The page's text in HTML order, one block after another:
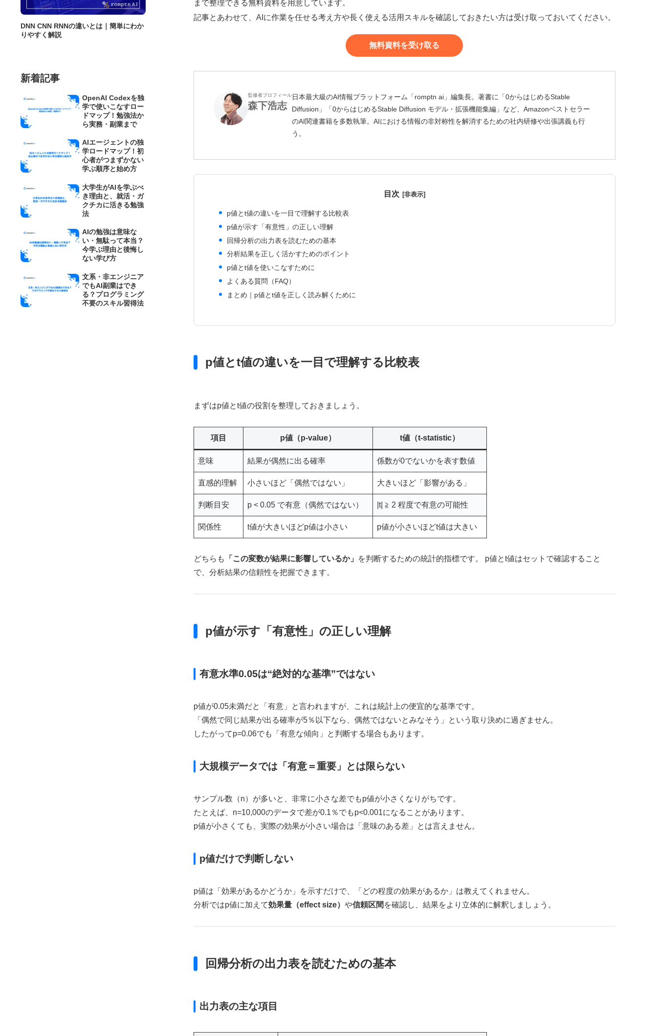
まで整理できる無料資料を用意しています。
記事とあわせて、AIに作業を任せる考え方や長く使える活用スキルを確認しておきたい方は受け取っておいてください。
無料資料を受け取る
監修者プロフィール
森下浩志
日本最大級のAI情報プラットフォーム「romptn ai」編集長。著書に「0からはじめるStable
Diffusion」「0からはじめるStable Diffusion モデル・拡張機能集編」など、Amazonベストセラー
のAI関連書籍を多数執筆。AIにおける情報の非対称性を解消するための社内研修や出張講義も行
う。
目次
p値とt値の違いを一目で理解する比較表
p値が示す「有意性」の正しい理解
回帰分析の出力表を読むための基本
分析結果を正しく活かすためのポイント
p値とt値を使いこなすために
よくある質問（FAQ）
まとめ｜p値とt値を正しく読み解くために
p値とt値の違いを一目で理解する比較表
まずはp値とt値の役割を整理しておきましょう。
項目 p値（p-value） t値（t-statistic）
意味 結果が偶然に出る確率 係数が0でないかを表す数値
直感的理解 小さいほど「偶然ではない」 大きいほど「影響がある」
判断目安 p < 0.05 で有意（偶然ではない） |t| ≧ 2 程度で有意の可能性
関係性 t値が大きいほどp値は小さい p値が小さいほどt値は大きい
どちらも 「この変数が結果に影響しているか」
を判断するための統計的指標です。 p値とt値はセットで確認すること
で、分析結果の信頼性を把握できます。
p値が示す「有意性」の正しい理解
有意水準0.05は“絶対的な基準”ではない
p値が0.05未満だと「有意」と言われますが、これは統計上の便宜的な基準です。
「偶然で同じ結果が出る確率が5％以下なら、偶然ではないとみなそう」という取り決めに過ぎません。
したがってp=0.06でも「有意な傾向」と判断する場合もあります。
大規模データでは「有意＝重要」とは限らない
サンプル数（n）が多いと、非常に小さな差でもp値が小さくなりがちです。
たとえば、n=10,000のデータで差が0.1％でもp<0.001になることがあります。
p値が小さくても、実際の効果が小さい場合は「意味のある差」とは言えません。
p値だけで判断しない
p値は「効果があるかどうか」を示すだけで、「どの程度の効果があるか」は教えてくれません。
分析ではp値に加えて効果量（effect size） や信頼区間 を確認し、結果をより立体的に解釈しましょう。
回帰分析の出力表を読むための基本
出力表の主な項目
DNN CNN RNNの違いとは｜簡単にわか
りやすく解説
新着記事
OpenAI Codexを独
学で使いこなすロー
ドマップ！勉強法か
ら実務・副業まで
AIエージェントの独
学ロードマップ！初
心者がつまずかない
学ぶ順序と始め方
大学生がAIを学ぶべ
き理由と、就活・ガ
クチカに活きる勉強
法
AIの勉強は意味な
い・無駄って本当？
今学ぶ理由と後悔し
ない学び方
文系・非エンジニア
でもAI副業はでき
る？プログラミング
不要のスキル習得法